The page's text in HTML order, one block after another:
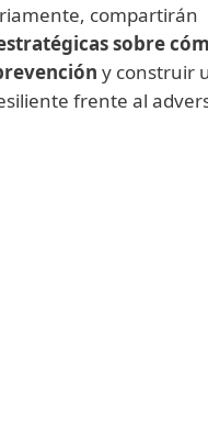
compartirán
sobre
y construir
frente al